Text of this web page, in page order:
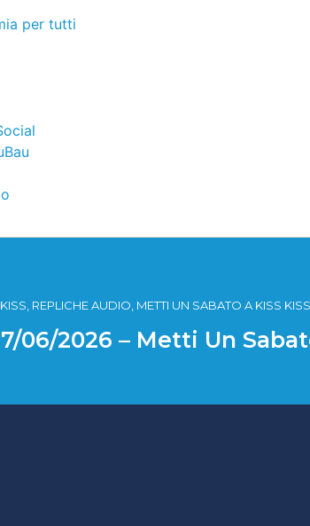
per tutti
REPLICHE AUDIO, METTI UN SABATO A KISS
06/2026 – Metti Un